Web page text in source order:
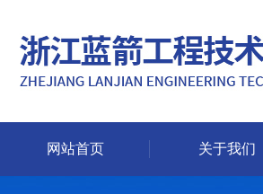
网站首页 关于我们